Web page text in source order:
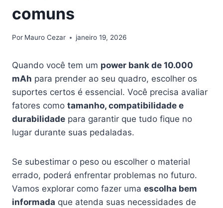
comuns
Por Mauro Cezar janeiro 19, 2026
Quando você tem um power bank de 10.000
mAh para prender ao seu quadro, escolher os
suportes certos é essencial. Você precisa avaliar
fatores como tamanho, compatibilidade e
durabilidade para garantir que tudo fique no
lugar durante suas pedaladas.
Se subestimar o peso ou escolher o material
errado, poderá enfrentar problemas no futuro.
Vamos explorar como fazer uma escolha bem
informada que atenda suas necessidades de